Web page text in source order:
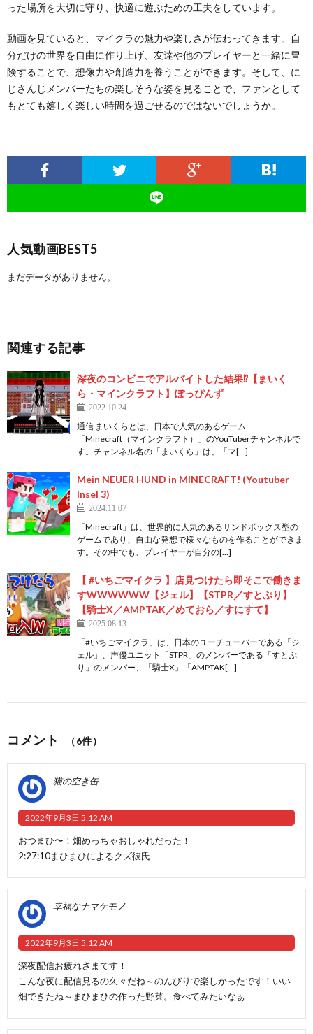
った場所を大切に守り、快適に遊ぶための工夫をしています。
動画を見ていると、マイクラの魅力や楽しさが伝わってきます。自
分だけの世界を自由に作り上げ、友達や他のプレイヤーと一緒に冒
険することで、想像力や創造力を養うことができます。そして、に
じさんじメンバーたちの楽しそうな姿を見ることで、ファンとして
もとても嬉しく楽しい時間を過ごせるのではないでしょうか。
人気動画BEST5
まだデータがありません。
関連する記事
深夜のコンビニでアルバイトした結果⁉️【まいく
ら・マインクラフト】ぽっぴんず
2022.10.24
通信 まいくらとは、日本で人気のあるゲーム
「Minecraft（マインクラフト）」のYouTuberチャンネルで
す。チャンネル名の「まいくら」は、「マ[…]
Mein NEUER HUND in MINECRAFT! (Youtuber
Insel 3)
2024.11.07
「Minecraft」は、世界的に人気のあるサンドボックス型の
ゲームであり、自由な発想で様々なものを作ることができま
す。その中でも、プレイヤーが自分の[…]
【 #いちごマイクラ 】店見つけたら即そこで働きま
すWWWWWW【ジェル】【STPR／すとぷり】
【騎士X／AMPTAK／めておら／すにすて】
2025.08.13
「#いちごマイクラ」は、日本のユーチューバーである「ジ
ェル」、声優ユニット「STPR」のメンバーである「すとぷ
り」のメンバー、「騎士X」「AMPTAK[…]
コメント （6件）
猫の空き缶
2022年9月3日 5:12 AM
おつまひ〜！畑めっちゃおしゃれだった！
2:27:10まひまひによるクズ彼氏
幸福なナマケモノ
2022年9月3日 5:12 AM
深夜配信お疲れさまです！
こんな夜に配信見るの久々だね～のんびりで楽しかったです！いい
畑できたね～まひまひの作った野菜。食べてみたいなぁ